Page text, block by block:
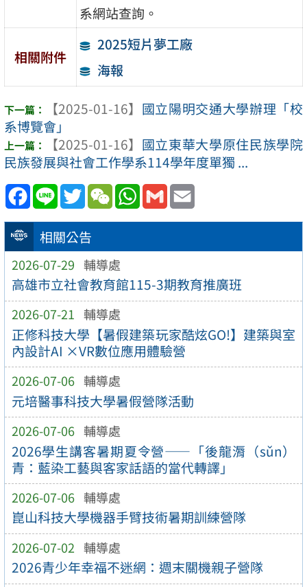
相關公告
2026-07-29 輔導處
高雄市立社會教育館115-3期教育推廣班
2026-07-21 輔導處
正修科技大學【暑假建築玩家酷炫GO!】建築與室
內設計AI ×VR數位應用體驗營
2026-07-06 輔導處
元培醫事科技大學暑假營隊活動
2026-07-06 輔導處
2026學生講客暑期夏令營——「後龍漘（sǔn）
青：藍染工藝與客家話語的當代轉譯」
2026-07-06 輔導處
崑山科技大學機器手臂技術暑期訓練營隊
2026-07-02 輔導處
2026青少年幸福不迷網：週末關機親子營隊
系網站查詢。
相關附件
2025短片夢工廠
海報
【2025-01-16】 國立陽明交通大學辦理「校
系博覽會」
【2025-01-16】 國立東華大學原住民族學院
民族發展與社會工作學系114學年度單獨 ...
Facebook
Line TwitterWeChatWhatsApp
Gmail